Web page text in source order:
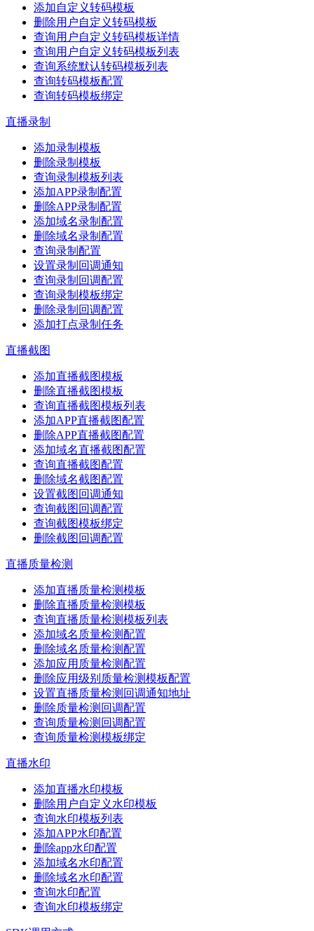
添加自定义转码模板
删除用户自定义转码模板
查询用户自定义转码模板详情
查询用户自定义转码模板列表
查询系统默认转码模板列表
查询转码模板配置
查询转码模板绑定
直播录制
添加录制模板
删除录制模板
查询录制模板列表
添加APP录制配置
删除APP录制配置
添加域名录制配置
删除域名录制配置
查询录制配置
设置录制回调通知
查询录制回调配置
查询录制模板绑定
删除录制回调配置
添加打点录制任务
直播截图
添加直播截图模板
删除直播截图模板
查询直播截图模板列表
添加APP直播截图配置
删除APP直播截图配置
添加域名直播截图配置
查询直播截图配置
删除域名截图配置
设置截图回调通知
查询截图回调配置
查询截图模板绑定
删除截图回调配置
直播质量检测
添加直播质量检测模板
删除直播质量检测模板
查询直播质量检测模板列表
添加域名质量检测配置
删除域名质量检测配置
添加应用质量检测配置
删除应用级别质量检测模板配置
设置直播质量检测回调通知地址
删除质量检测回调配置
查询质量检测回调配置
查询质量检测模板绑定
直播水印
添加直播水印模板
删除用户自定义水印模板
查询水印模板列表
添加APP水印配置
删除app水印配置
添加域名水印配置
删除域名水印配置
查询水印配置
查询水印模板绑定